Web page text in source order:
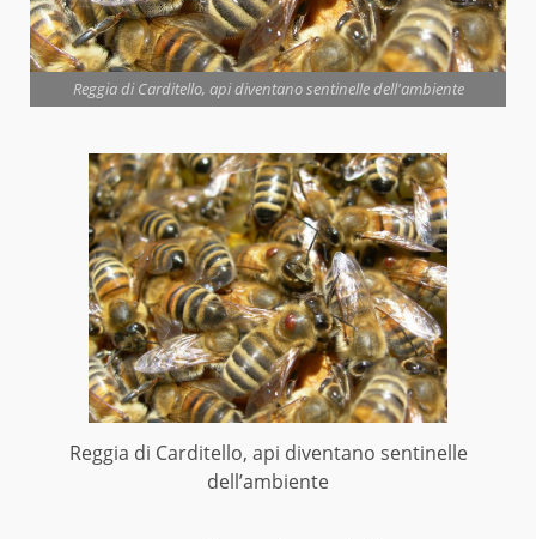
Reggia di Carditello, api diventano sentinelle dell'ambiente
Reggia di Carditello, api diventano sentinelle
dell’ambiente